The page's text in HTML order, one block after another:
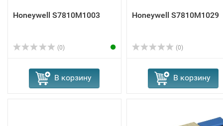
Honeywell S7810M1003
(0)
В корзину
Honeywell S7810M1029
(0)
В корзину